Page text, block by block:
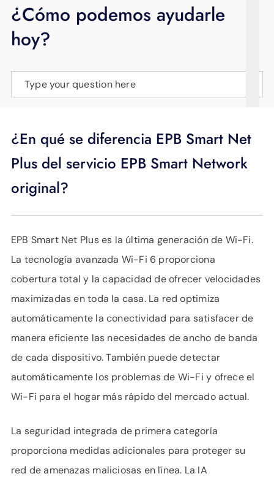
BLOG
APOYO
¿Cómo podemos ayudarle
hoy?
Type your question here
¿En qué se diferencia EPB Smart Net
Plus del servicio EPB Smart Network
original?
EPB Smart Net Plus es la última generación de Wi-Fi.
La tecnología avanzada Wi-Fi 6 proporciona
cobertura total y la capacidad de ofrecer velocidades
maximizadas en toda la casa. La red optimiza
automáticamente la conectividad para satisfacer de
manera eficiente las necesidades de ancho de banda
de cada dispositivo. También puede detectar
automáticamente los problemas de Wi-Fi y ofrece el
Wi-Fi para el hogar más rápido del mercado actual.
La seguridad integrada de primera categoría
proporciona medidas adicionales para proteger su
red de amenazas maliciosas en línea. La IA